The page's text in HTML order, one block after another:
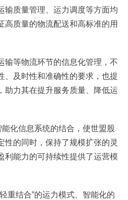
输质量管理、运力调度等方面均
高质量的物流配送和高标准的用
输等物流环节的信息化管理，不
、及时性和准确性的要求，也提
助力其在提升服务质量、降低运
能化信息系统的结合，使世盟股
性的同时，保持了规模扩张的灵
利能力的可持续性提供了运营模
重结合”的运力模式、智能化的